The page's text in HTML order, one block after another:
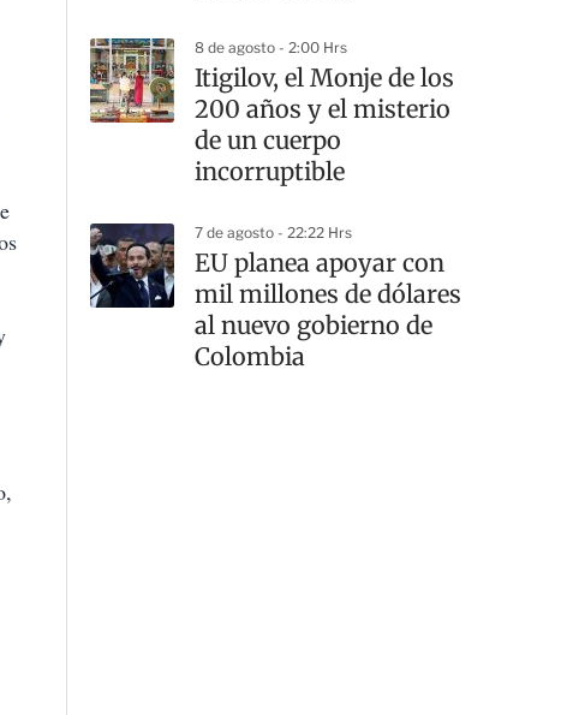
8 de agosto - 2:00 Hrs
Itigilov, el Monje de los
200 años y el misterio
de un cuerpo
incorruptible
7 de agosto - 22:22 Hrs
EU planea apoyar con
mil millones de dólares
al nuevo gobierno de
Colombia